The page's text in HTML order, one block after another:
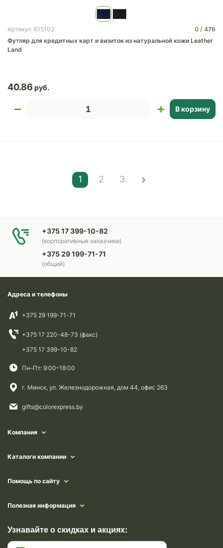
Артикул: 615102 0
476
Футляр для кредитных карт и визиток из натуральной кожи Leather
Land
40.86
В корзину
1 2 3
+375 17 399-10-82
(корпоративные заказчики)
+375 29 199-71-71
(общий)
Адреса и телефоны
+375 29 199-71-71
+375 17 220-48-73 (факс)
+375 17 399-10-82
Пн–Пт: 9:00–18:00
г. Минск, ул. Железнодорожная, дом 44, офис 263
gifts@colorexpress.by
Компания
Каталоги компании
Помощь по сайту
Полезная информация
Узнавайте о скидках и акциях: